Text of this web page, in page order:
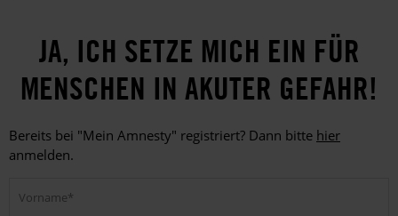
JA, ICH SETZE MICH EIN FÜR
MENSCHEN IN AKUTER GEFAHR!
Bereits bei "Mein Amnesty" registriert? Dann bitte hier
anmelden.